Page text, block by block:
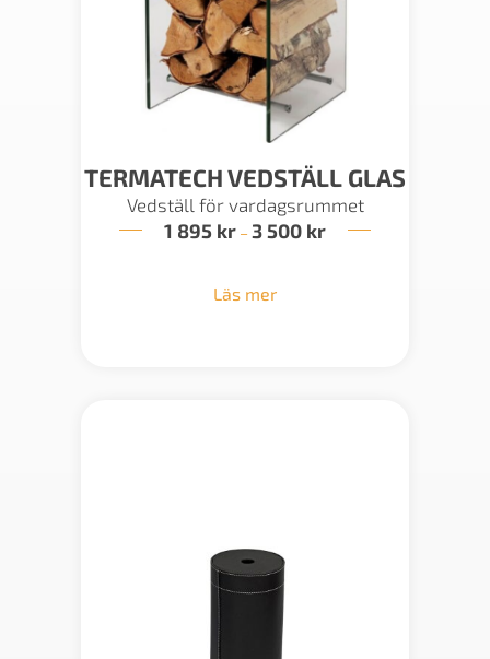
TERMATECH VEDSTÄLL GLAS
Vedställ för vardagsrummet
1 895 kr – 3 500 krPrisintervall:
Läs mer